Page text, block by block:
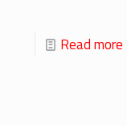
Read more